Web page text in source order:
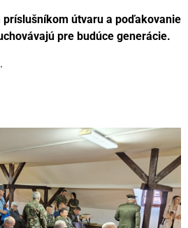
útvaru a poďakovanie
pre budúce generácie.